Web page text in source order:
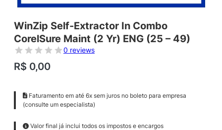
WinZip Self-Extractor In Combo
CorelSure Maint (2 Yr) ENG (25 – 49)
0 reviews
R$ 0,00
Faturamento em até 6x sem juros no boleto para empresa
(consulte um especialista)
Valor final já inclui todos os impostos e encargos